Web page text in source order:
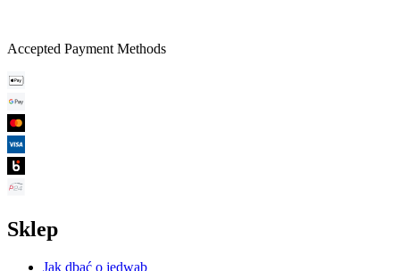
Accepted Payment Methods
Sklep
Jak dbać o jedwab